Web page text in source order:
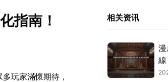
指南！
玩家滿懷期待，
相关资讯